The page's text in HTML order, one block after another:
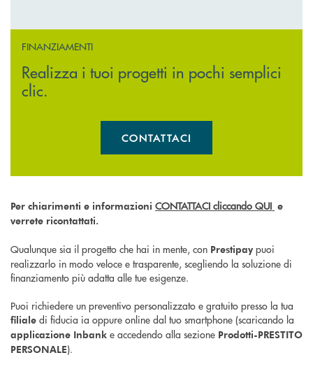
FINANZIAMENTI
Realizza i tuoi progetti in pochi semplici
clic.
CONTATTACI
Per chiarimenti e informazioni CONTATTACI cliccando QUI e
verrete ricontattati.
Qualunque sia il progetto che hai in mente, con Prestipay puoi
realizzarlo in modo veloce e trasparente, scegliendo la soluzione di
finanziamento più adatta alle tue esigenze.
Puoi richiedere un preventivo personalizzato e gratuito presso la tua
filiale di fiducia ia oppure online dal tuo smartphone (scaricando la
applicazione Inbank e accedendo alla sezione Prodotti-PRESTITO
PERSONALE).